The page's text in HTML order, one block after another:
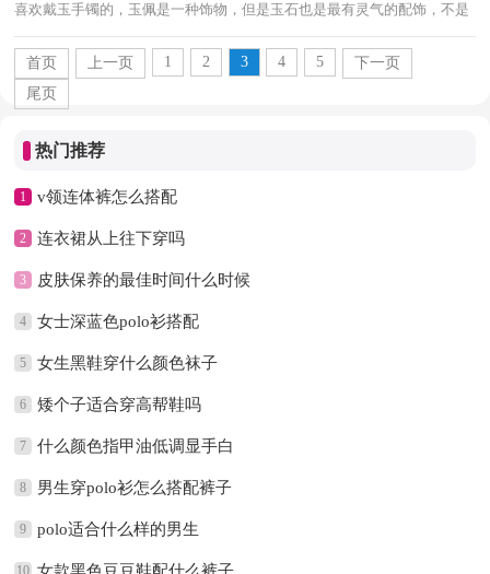
喜欢戴玉手镯的，玉佩是一种饰物，但是玉石也是最有灵气的配饰，不是
所有人都能戴，佩戴的方法也是极其讲究的。下...
首页
上一页 1 2 3 4 5
下一页
尾页
热门推荐
1 v领连体裤怎么搭配
2 连衣裙从上往下穿吗
3 皮肤保养的最佳时间什么时候
4 女士深蓝色polo衫搭配
5 女生黑鞋穿什么颜色袜子
6 矮个子适合穿高帮鞋吗
7 什么颜色指甲油低调显手白
8 男生穿polo衫怎么搭配裤子
9 polo适合什么样的男生
10